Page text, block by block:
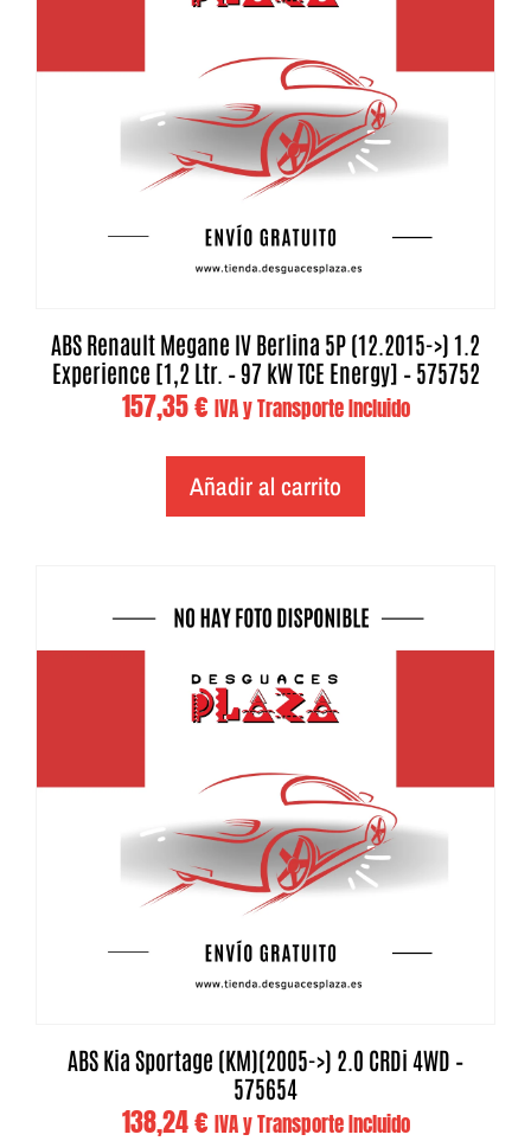
ABS Renault Megane IV Berlina 5P (12.2015->) 1.2
Experience [1,2 Ltr. – 97 kW TCE Energy] – 575752
157,35€ IVA y Transporte Incluido
Añadir al carrito
ABS Kia Sportage (KM)(2005->) 2.0 CRDi 4WD –
575654
138,24€ IVA y Transporte Incluido